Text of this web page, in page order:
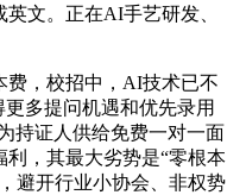
文。正在AI手艺研发、
，校招中，AI技术已不
多提问机遇和优先录用
持证人供给免费一对一面
，其最大劣势是“零根本
避开行业小协会、非权势